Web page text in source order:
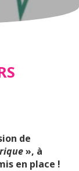
de
», à
en place !